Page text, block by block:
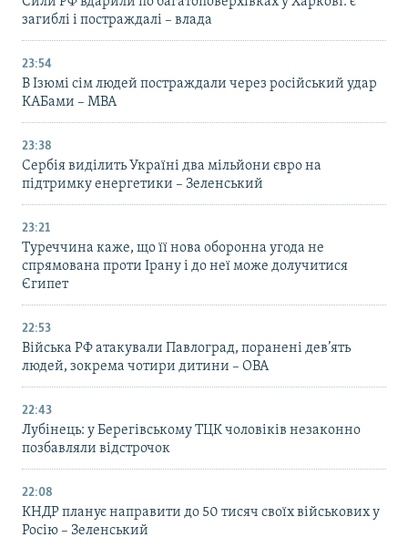
загиблі і постраждалі – влада
23:54
В Ізюмі сім людей постраждали через російський удар
КАБами – МВА
23:38
Сербія виділить Україні два мільйони євро на
підтримку енергетики – Зеленський
23:21
Туреччина каже, що її нова оборонна угода не
спрямована проти Ірану і до неї може долучитися
Єгипет
22:53
Війська РФ атакували Павлоград, поранені дев’ять
людей, зокрема чотири дитини – ОВА
22:43
Лубінець: у Берегівському ТЦК чоловіків незаконно
позбавляли відстрочок
22:08
КНДР планує направити до 50 тисяч своїх військових у
Росію – Зеленський